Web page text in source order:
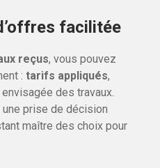
facilitée
reçus, vous pouvez
: tarifs appliqués,
des travaux.
prise de décision
maître des choix pour